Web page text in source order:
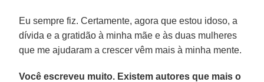
Eu sempre fiz. Certamente, agora que estou idoso, a
dívida e a gratidão à minha mãe e às duas mulheres
que me ajudaram a crescer vêm mais à minha mente.
Você escreveu muito. Existem autores que mais o